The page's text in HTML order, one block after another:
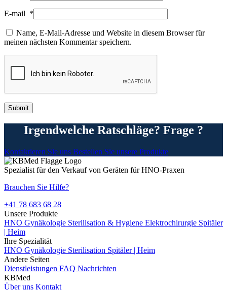
E-mail *
Name, E-Mail-Adresse und Website in diesem Browser für
meinen nächsten Kommentar speichern.
Irgendwelche Ratschläge? Frage ?
Kontaktieren Sie uns Bestellen Sie unsere Produkte
Spezialist für den Verkauf von Geräten für HNO-Praxen
Brauchen Sie Hilfe?
+41 78 683 68 28
Unsere Produkte
HNO Gynäkologie Sterilisation & Hygiene Elektrochirurgie Spitäler
| Heim
Ihre Spezialität
HNO Gynäkologie Sterilisation Spitäler | Heim
Andere Seiten
Dienstleistungen FAQ Nachrichten
KBMed
Über uns Kontakt